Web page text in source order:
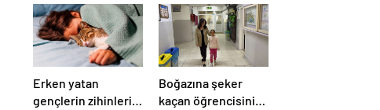
Erken yatan
gençlerin zihinleri
Boğazına şeker
kaçan öğrencisini